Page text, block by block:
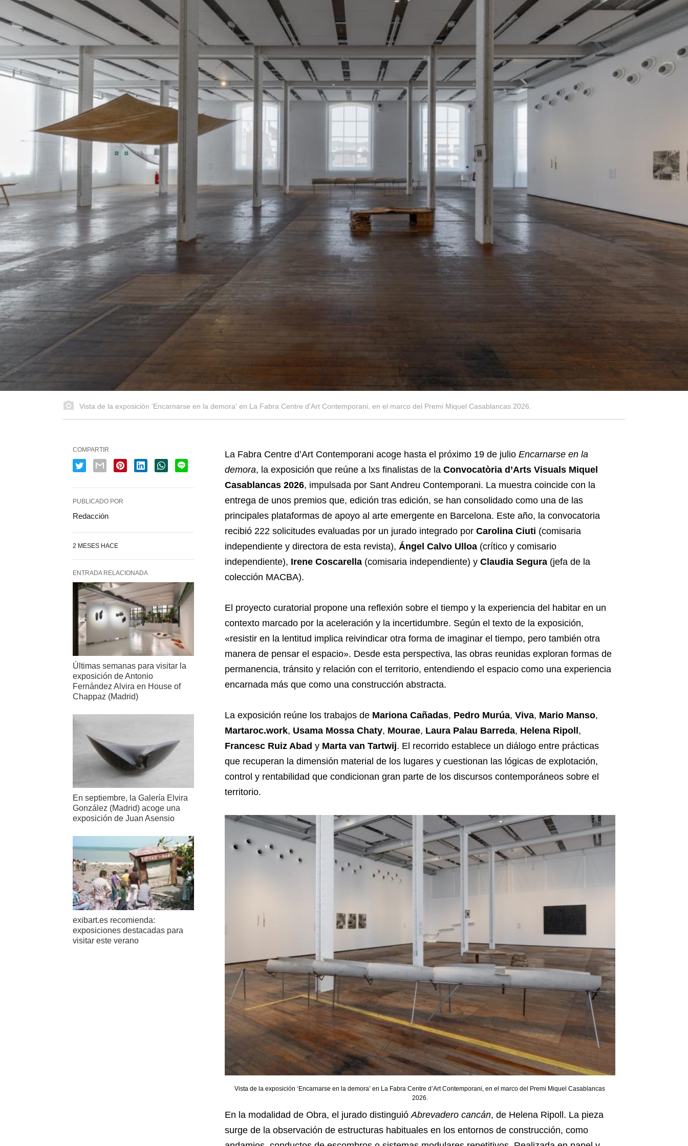
Vista de la exposición 'Encarnarse en la demora' en La Fabra Centre d'Art Contemporani, en el marco del Premi Miquel Casablancas 2026.
La Fabra Centre d’Art Contemporani acoge hasta el próximo 19 de julio Encarnarse en la
demora, la exposición que reúne a lxs finalistas de la Convocatòria d’Arts Visuals Miquel
Casablancas 2026, impulsada por Sant Andreu Contemporani. La muestra coincide con la
entrega de unos premios que, edición tras edición, se han consolidado como una de las
principales plataformas de apoyo al arte emergente en Barcelona. Este año, la convocatoria
recibió 222 solicitudes evaluadas por un jurado integrado por Carolina Ciuti (comisaria
independiente y directora de esta revista), Ángel Calvo Ulloa(crítico y comisario
independiente), Irene Coscarella(comisaria independiente) y Claudia Segura(jefa de la
colección MACBA).
El proyecto curatorial propone una reflexión sobre el tiempo y la experiencia del habitar en un
contexto marcado por la aceleración y la incertidumbre. Según el texto de la exposición,
«resistir en la lentitud implica reivindicar otra forma de imaginar el tiempo, pero también otra
manera de pensar el espacio». Desde esta perspectiva, las obras reunidas exploran formas de
permanencia, tránsito y relación con el territorio, entendiendo el espacio como una experiencia
encarnada más que como una construcción abstracta.
La exposición reúne los trabajos de Mariona Cañadas, Pedro Murúa, Viva, Mario Manso,
Martaroc.work, Usama Mossa Chaty, Mourae, Laura Palau Barreda, Helena Ripoll ,
Francesc Ruiz Abad y Marta van Tartwij. El recorrido establece un diálogo entre prácticas
que recuperan la dimensión material de los lugares y cuestionan las lógicas de explotación,
control y rentabilidad que condicionan gran parte de los discursos contemporáneos sobre el
territorio.
Vista de la exposición ‘Encarnarse en la demora’ en La Fabra Centre d’Art Contemporani, en el marco del Premi Miquel Casablancas
2026.
En la modalidad de Obra, el jurado distinguió Abrevadero cancán, de Helena Ripoll. La pieza
surge de la observación de estructuras habituales en los entornos de construcción, como
COMPARTIR
PUBLICADO POR
Redacción
2 MESES HACE
ENTRADA RELACIONADA
Últimas semanas para visitar la
exposición de Antonio
Fernández Alvira en House of
Chappaz (Madrid)
En septiembre, la Galería Elvira
González (Madrid) acoge una
exposición de Juan Asensio
exibart.es recomienda:
exposiciones destacadas para
visitar este verano